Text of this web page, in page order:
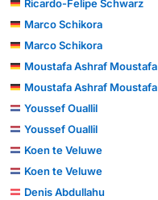
Ricardo-Felipe Schwarz
Marco Schikora
Marco Schikora
Moustafa Ashraf Moustafa
Moustafa Ashraf Moustafa
Youssef Ouallil
Youssef Ouallil
Koen te Veluwe
Koen te Veluwe
Denis Abdullahu